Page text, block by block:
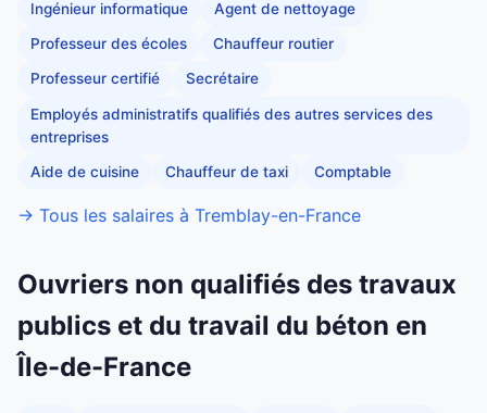
Ingénieur informatique Agent de nettoyage
Professeur des écoles Chauffeur routier
Professeur certifié Secrétaire
Employés administratifs qualifiés des autres services des
entreprises
Aide de cuisine Chauffeur de taxi Comptable
→ Tous les salaires à Tremblay-en-France
Ouvriers non qualifiés des travaux
publics et du travail du béton en
Île-de-France